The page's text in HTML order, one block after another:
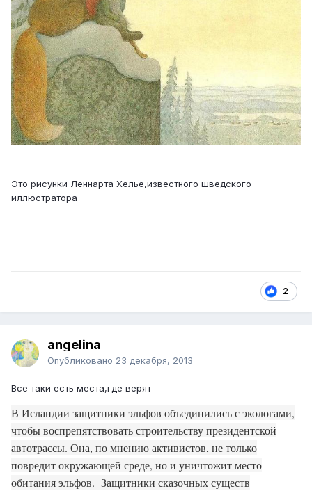
Это рисунки Леннарта Хелье,известного шведского
иллюстратора
2
angelina
Опубликовано 23 декабря, 2013
Все таки есть места,где верят -
В Исландии защитники эльфов объединились с экологами,
чтобы воспрепятствовать строительству президентской
автотрассы. Она, по мнению активистов, не только
повредит окружающей среде, но и уничтожит место
обитания эльфов. Защитники сказочных существ